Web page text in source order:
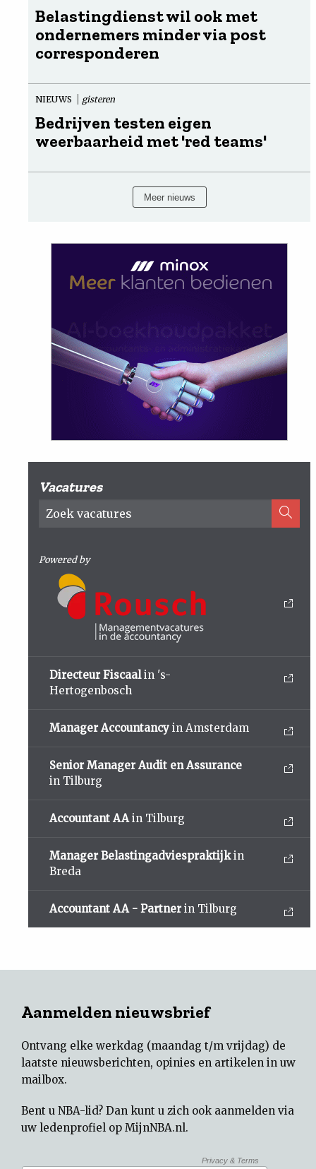
Belastingdienst wil ook met
ondernemers minder via post
corresponderen
NIEUWS gisteren
Bedrijven testen eigen
weerbaarheid met 'red teams'
Meer nieuws
Vacatures
Powered by
Directeur Fiscaalin 's-
Hertogenbosch
Manager Accountancy in Amsterdam
Senior Manager Audit en Assurance
in Tilburg
Accountant AA in Tilburg
Manager Belastingadviespraktijkin
Breda
Accountant AA - Partner in Tilburg
Aanmelden nieuwsbrief
Ontvang elke werkdag (maandag t/m vrijdag) de
laatste nieuwsberichten, opinies en artikelen in uw
mailbox.
Bent u NBA-lid? Dan kunt u zich ook aanmelden via
uw ledenprofiel op MijnNBA.nl.